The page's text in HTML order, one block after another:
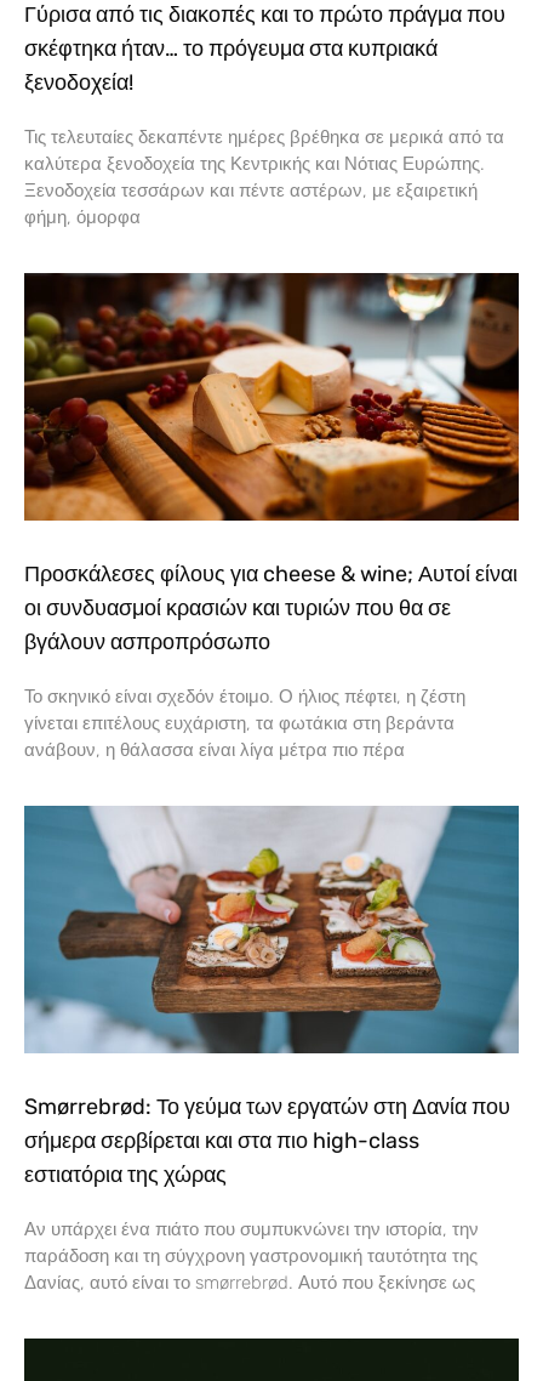
Γύρισα από τις διακοπές και το πρώτο πράγμα που
σκέφτηκα ήταν… το πρόγευμα στα κυπριακά
ξενοδοχεία!
Τις τελευταίες δεκαπέντε ημέρες βρέθηκα σε μερικά από τα
καλύτερα ξενοδοχεία της Κεντρικής και Νότιας Ευρώπης.
Ξενοδοχεία τεσσάρων και πέντε αστέρων, με εξαιρετική
φήμη, όμορφα
Προσκάλεσες φίλους για cheese & wine; Αυτοί είναι
οι συνδυασμοί κρασιών και τυριών που θα σε
βγάλουν ασπροπρόσωπο
Το σκηνικό είναι σχεδόν έτοιμο. Ο ήλιος πέφτει, η ζέστη
γίνεται επιτέλους ευχάριστη, τα φωτάκια στη βεράντα
ανάβουν, η θάλασσα είναι λίγα μέτρα πιο πέρα
Smørrebrød: Το γεύμα των εργατών στη Δανία που
σήμερα σερβίρεται και στα πιο high-class
εστιατόρια της χώρας
Αν υπάρχει ένα πιάτο που συμπυκνώνει την ιστορία, την
παράδοση και τη σύγχρονη γαστρονομική ταυτότητα της
Δανίας, αυτό είναι το smørrebrød. Αυτό που ξεκίνησε ως